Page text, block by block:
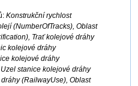
Konstrukční rychlost
(NumberOfTracks), Oblast
Trať kolejové dráhy
kolejové dráhy
kolejové dráhy
stanice kolejové dráhy
(RailwayUse), Oblast